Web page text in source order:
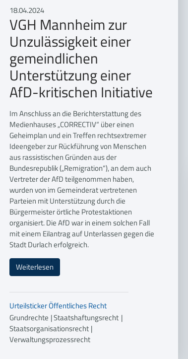
18.04.2024
VGH Mannheim zur
Unzulässigkeit einer
gemeindlichen
Unterstützung einer
AfD-kritischen Initiative
Im Anschluss an die Berichterstattung des
Medienhauses „CORRECTIV“ über einen
Geheimplan und ein Treffen rechtsextremer
Ideengeber zur Rückführung von Menschen
aus rassistischen Gründen aus der
Bundesrepublik („Remigration“), an dem auch
Vertreter der AfD teilgenommen haben,
wurden von im Gemeinderat vertretenen
Parteien mit Unterstützung durch die
Bürgermeister örtliche Protestaktionen
organisiert. Die AfD war in einem solchen Fall
mit einem Eilantrag auf Unterlassen gegen die
Stadt Durlach erfolgreich.
Weiterlesen
UrteilstickerÖffentliches Recht
Grundrechte |Staatshaftungsrecht |
Staatsorganisationsrecht |
Verwaltungsprozessrecht